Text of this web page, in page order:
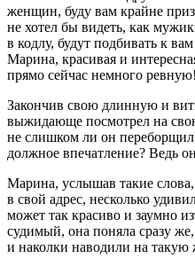
женщин, буду вам крайне
не хотел бы видеть, как
в кодлу, будут подбивать к
Марина, красивая и
прямо сейчас немного ревную!
Закончив свою длинную и
выжидающе посмотрел на
не слишком ли он
должное впечатление? Ведь
Марина, услышав такие
в свой адрес, несколько
может так красиво и заумно
судимый, она поняла сразу
и наколки наводили на